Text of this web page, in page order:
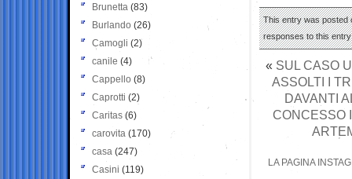
This entry was posted
responses to this
« SUL CASO
ASSOLTI I
DAVANTI
CONCESSO
LA PAGINA
Brunetta (83)
Burlando (26)
Camogli (2)
canile (4)
Cappello (8)
Caprotti (2)
Caritas (6)
carovita (170)
casa (247)
Casini (119)